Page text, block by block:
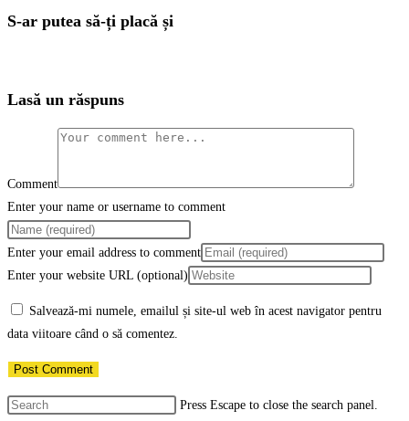
S-ar putea să-ți placă și
Lasă un răspuns
Comment
Enter your name or username to comment
Enter your email address to comment
Enter your website URL (optional)
Salvează-mi numele, emailul și site-ul web în acest navigator pentru
data viitoare când o să comentez.
Press Escape to close the search panel.